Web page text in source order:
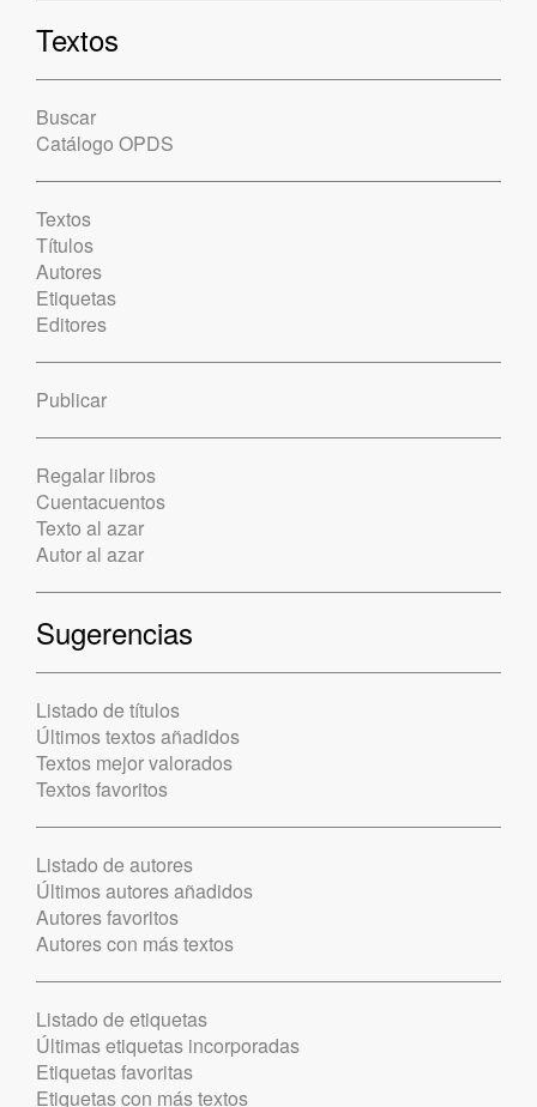
Textos
Buscar
Catálogo OPDS
Textos
Títulos
Autores
Etiquetas
Editores
Publicar
Regalar libros
Cuentacuentos
Texto al azar
Autor al azar
Sugerencias
Listado de títulos
Últimos textos añadidos
Textos mejor valorados
Textos favoritos
Listado de autores
Últimos autores añadidos
Autores favoritos
Autores con más textos
Listado de etiquetas
Últimas etiquetas incorporadas
Etiquetas favoritas
Etiquetas con más textos